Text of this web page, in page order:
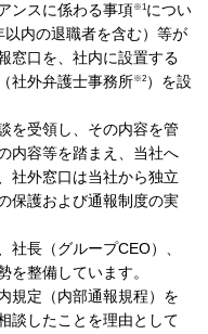
ンスに係わる事項※1につい
内の退職者を含む）等が
窓口を、社内に設置する
社外弁護士事務所※2 ）を設
を受領し、その内容を管
内容等を踏まえ、当社へ
社外窓口は当社から独立
保護および通報制度の実
社長（グループCEO）、
を整備しています。
規定（内部通報規程）を
談したことを理由として